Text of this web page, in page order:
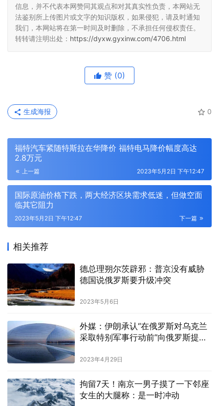
信息，并不代表本网赞同其观点和对其真实性负责，本网站无
法鉴别所上传图片或文字的知识版权，如果侵犯，请及时通知
我们，本网站将在第一时间及时删除，不承担任何侵权责任。
转转请注明出处： https://dyxw.gyxinw.com/4706.html
赞 (0)
0
生成海报
福特汽车紧随特斯拉在华降价 福特电马降价幅度高达
2.8万元
上一篇 2023年5月2日 下午12:47
国际原油价格下跌，两大经济区块需求低迷，但做空面
临其它阻力
下一篇
2023年5月2日 下午12:47
相关推荐
德总理朔尔茨辟邪：普京没有威胁
德国说俄罗斯要升级冲突
2023年5月6日
外媒：伊朗承认“在俄罗斯对乌克兰
采取特别军事行动前”向俄罗斯提供
2023年4月29日
拘留7天！南京一男子摸了一下邻座
女生的大腿称：是一时冲动